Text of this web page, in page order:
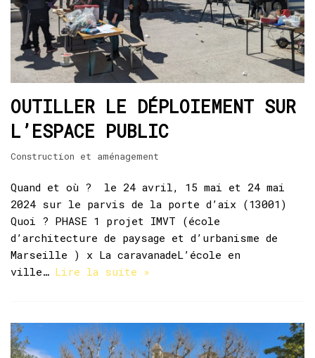
OUTILLER LE DÉPLOIEMENT SUR
L’ESPACE PUBLIC
Construction et aménagement
Quand et où ? le 24 avril, 15 mai et 24 mai
2024 sur le parvis de la porte d’aix (13001)
Quoi ? PHASE 1 projet IMVT (école
d’architecture de paysage et d’urbanisme de
Marseille ) x La caravanadeL’école en
ville… Lire la suite »